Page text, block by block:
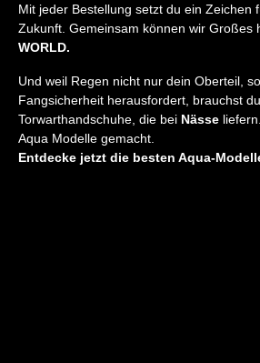
Mit jeder Bestellung setzt du ein Zeichen
Zukunft. Gemeinsam können wir Großes
WORLD.
Und weil Regen nicht nur dein Oberteil,
Fangsicherheit herausfordert, brauchst
Torwarthandschuhe, die bei Nässe
Aqua Modelle gemacht.
Entdecke jetzt die besten Aqua-